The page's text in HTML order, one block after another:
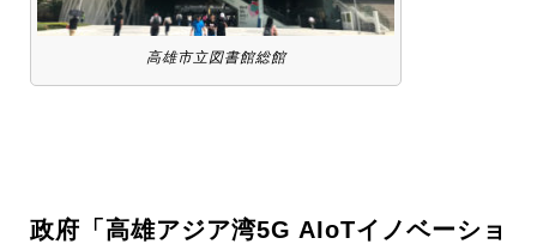
高雄市立図書館総館
政府「高雄アジア湾5G AIoTイノベーショ